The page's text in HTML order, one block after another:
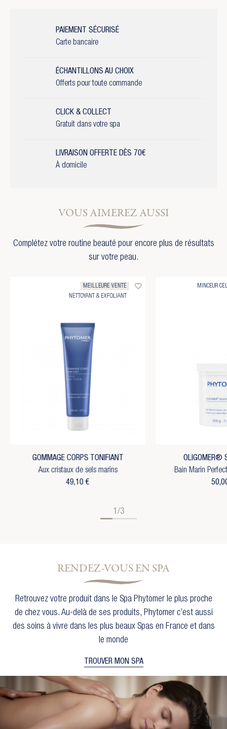
Créer une liste d'envies ×
×
PAIEMENT SÉCURISÉ
Carte bancaire
ÉCHANTILLONS AU CHOIX
Offerts pour toute commande
CLICK & COLLECT
Gratuit dans votre spa
LIVRAISON OFFERTE DÈS 70€
À domicile
VOUS AIMEREZ AUSSI
Complétez votre routine beauté pour encore plus de résultats
sur votre peau.
MEILLEURE VENTE
NETTOYANT & EXFOLIANT
favorite_border
GOMMAGE CORPS TONIFIANT
Aux cristaux de sels marins
49,10 €
MINCEUR
OLIGOMER®
Bain Marin
1/3
RENDEZ-VOUS EN SPA
Retrouvez votre produit dans le Spa Phytomer le plus proche
de chez vous. Au-delà de ses produits, Phytomer c’est aussi
des soins à vivre dans les plus beaux Spas en France et dans
le monde
TROUVER MON SPA